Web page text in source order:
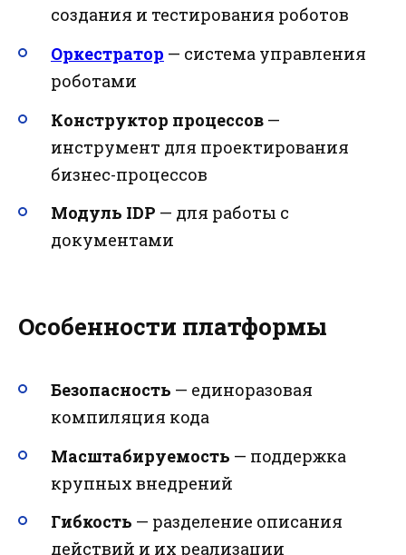
создания и тестирования роботов
Оркестратор — система управления
роботами
Конструктор процессов —
инструмент для проектирования
бизнес-процессов
Модуль IDP — для работы с
документами
Особенности платформы
Безопасность — единоразовая
компиляция кода
Масштабируемость — поддержка
крупных внедрений
Гибкость — разделение описания
действий и их реализации